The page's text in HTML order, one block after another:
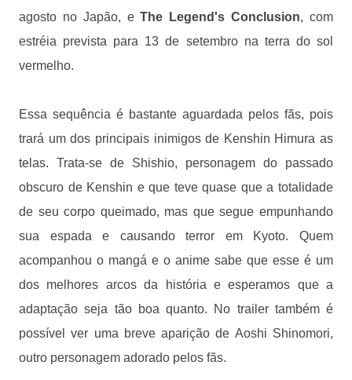
agosto no Japão, eThe Legend's Conclusion, com
estréia prevista para 13 de setembro na terra do sol
vermelho.
Essa sequência é bastante aguardada pelos fãs, pois
trará um dos principais inimigos de Kenshin Himura as
telas. Trata-se de Shishio, personagem do passado
obscuro de Kenshin e que teve quase que a totalidade
de seu corpo queimado, mas que segue empunhando
sua espada e causando terror em Kyoto. Quem
acompanhou o mangá e o anime sabe que esse é um
dos melhores arcos da história e esperamos que a
adaptação seja tão boa quanto. No trailer também é
possível ver uma breve aparição de Aoshi Shinomori,
outro personagem adorado pelos fãs.